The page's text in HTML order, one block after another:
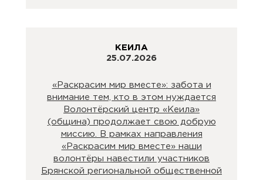
КЕИЛА
25.07.2026
«Раскрасим мир вместе»: забота и
внимание тем, кто в этом нуждается
Волонтёрский центр «Кеила»
(община) продолжает свою добрую
миссию. В рамках направления
«Раскрасим мир вместе» наши
волонтёры навестили участников
Брянской региональной общественной